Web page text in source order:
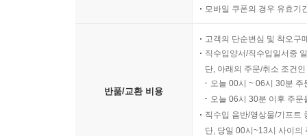
모바일 쿠폰의 경우 유효기
반품/교환 비용
고객의 단순변심 및 착오구
직수입양서/직수입일서중
단, 아래의 주문/취소 조건
오늘 00시 ~ 06시 30분
오늘 06시 30분 이후 주
직수입 음반/영상물/기프트
단, 당일 00시~13시 사이의